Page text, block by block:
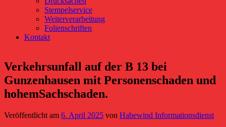
Stempelservice
Weiterverarbeitung
Folienschriften
Kontakt
Verkehrsunfall auf der B 13 bei
Gunzenhausen mit Personenschaden und
hohemSachschaden.
Veröffentlicht am 6. April 2025 von Habewind Informationsdienst